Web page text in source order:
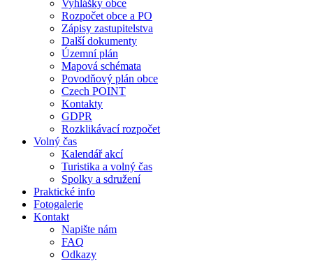
Vyhlášky obce
Rozpočet obce a PO
Zápisy zastupitelstva
Další dokumenty
Územní plán
Mapová schémata
Povodňový plán obce
Czech POINT
Kontakty
GDPR
Rozklikávací rozpočet
Volný čas
Kalendář akcí
Turistika a volný čas
Spolky a sdružení
Praktické info
Fotogalerie
Kontakt
Napište nám
FAQ
Odkazy